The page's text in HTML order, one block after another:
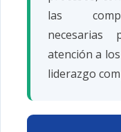
las
atención a
liderazgo